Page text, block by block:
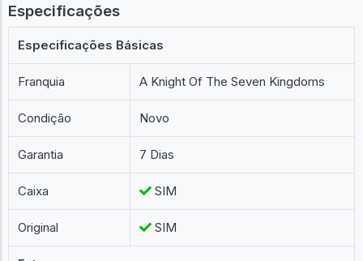
Especificações
Especificações Básicas
Franquia A Knight Of The Seven Kingdoms
Condição Novo
Garantia 7 Dias
Caixa SIM
Original SIM